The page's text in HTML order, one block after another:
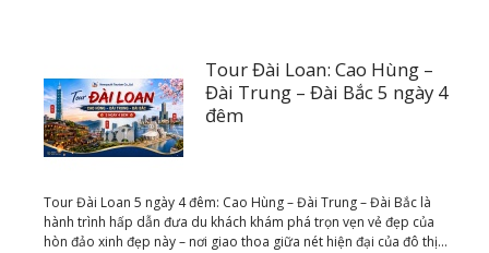
Tour Đài Loan: Cao Hùng –
Đài Trung – Đài Bắc 5 ngày 4
đêm
Tour Đài Loan 5 ngày 4 đêm: Cao Hùng – Đài Trung – Đài Bắc là
hành trình hấp dẫn đưa du khách khám phá trọn vẹn vẻ đẹp của
hòn đảo xinh đẹp này – nơi giao thoa giữa nét hiện đại của đô thị...